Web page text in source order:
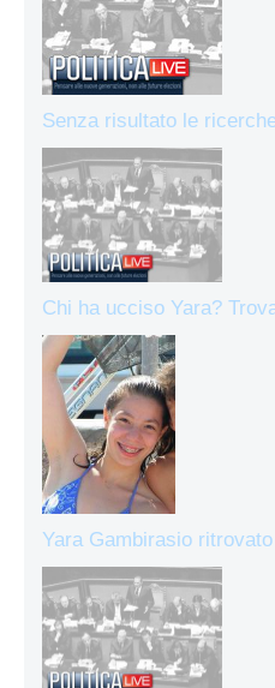
Senza risultato le
Chi ha ucciso Yara?
Yara Gambirasio